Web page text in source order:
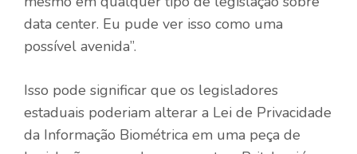
data center. Eu pude ver isso como uma
possível avenida”.
Isso pode significar que os legisladores
estaduais poderiam alterar a Lei de Privacidade
da Informação Biométrica em uma peça de